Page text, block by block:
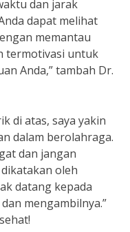
dan jarak
dapat melihat
memantau
termotivasi untuk
Anda,” tambah Dr.
di atas, saya yakin
dalam berolahraga.
dan jangan
oleh
datang kepada
mengambilnya.”